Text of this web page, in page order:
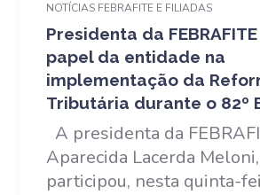
NOTÍCIAS FEBRAFITE E FILIADAS
Presidenta da
papel da entidade na
implementação da
Tributária durante o 82º
A presidenta da
Aparecida Lacerda Meloni,
participou, nesta quinta-